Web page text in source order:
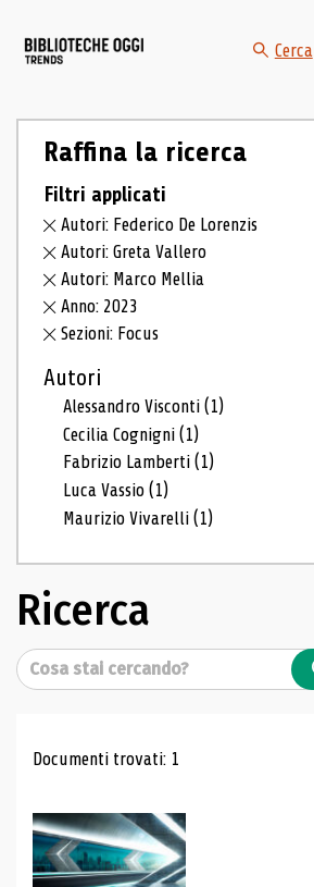
Cerca
Raffina la ricerca
Filtri applicati
Autori: Federico De Lorenzis
Autori: Greta Vallero
Autori: Marco Mellia
Anno: 2023
Sezioni: Focus
Autori
Alessandro Visconti(1)
Cecilia Cognigni(1)
Fabrizio Lamberti(1)
Luca Vassio(1)
Maurizio Vivarelli(1)
Ricerca
Cerca
Risultati di ricerca
Documenti trovati: 1